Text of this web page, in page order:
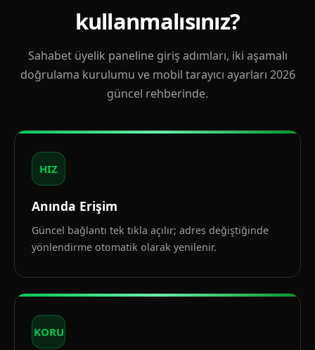
kullanmalısınız?
Sahabet üyelik paneline giriş adımları, iki aşamalı
doğrulama kurulumu ve mobil tarayıcı ayarları 2026
güncel rehberinde.
HIZ
Anında Erişim
Güncel bağlantı tek tıkla açılır; adres değiştiğinde
yönlendirme otomatik olarak yenilenir.
KORU